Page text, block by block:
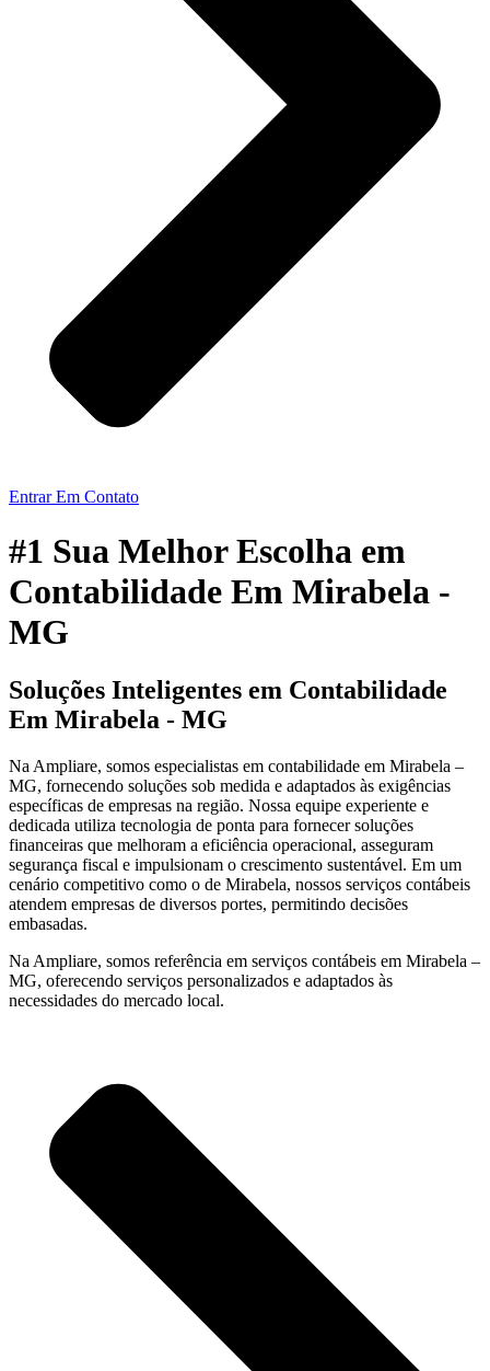
Entrar Em Contato
#1 Sua Melhor Escolha em
Contabilidade Em Mirabela -
MG
Soluções Inteligentes em Contabilidade
Em Mirabela - MG
Na Ampliare, somos especialistas em contabilidade em Mirabela –
MG, fornecendo soluções sob medida e adaptados às exigências
específicas de empresas na região. Nossa equipe experiente e
dedicada utiliza tecnologia de ponta para fornecer soluções
financeiras que melhoram a eficiência operacional, asseguram
segurança fiscal e impulsionam o crescimento sustentável. Em um
cenário competitivo como o de Mirabela, nossos serviços contábeis
atendem empresas de diversos portes, permitindo decisões
embasadas.
Na Ampliare, somos referência em serviços contábeis em Mirabela –
MG, oferecendo serviços personalizados e adaptados às
necessidades do mercado local.